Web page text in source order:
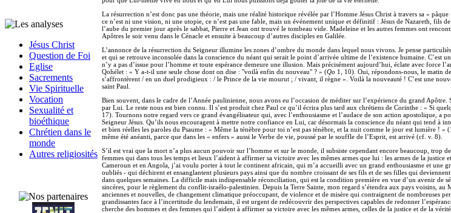
Jésus Christ
Question de Foi
Eglise
Sacrements
Vie Spirituelle
Vocation
Sexualité et
bioéthique
Chrétien dans le
monde
Autres religiosités
La résurrection n’est donc pas une théorie, mais une réalité historique révélée par l’Homme Jésus Christ à travers sa «
ce n’est ni une vision, ni une utopie, ce n’est pas une fable, mais un événement unique et définitif : Jésus de Nazareth,
l’aube du premier jour après le sabbat, Pierre et Jean ont trouvé le tombeau vide. Madeleine et les autres femmes ont
Apôtres le soir venu dans le Cénacle et ensuite à beaucoup d’autres disciples en Galilée.
L’annonce de la résurrection du Seigneur illumine les zones d’ombre du monde dans lequel nous vivons. Je pense
et qui se retrouve inconsolée dans la conscience du néant qui serait le point d’arrivée ultime de l’existence humaine. C’est
n’y a pas d’issue pour l’homme et toute espérance demeure une illusion. Mais précisément aujourd’hui, éclate avec force
Qohélet : « Y a-t-il une seule chose dont on dise : "voilà enfin du nouveau" ? » (Qo 1, 10). Oui, répondons-nous, le matin
s’affrontèrent / en un duel prodigieux : / le Prince de la vie mourut ; / vivant, il règne ». Voilà la nouveauté ! C’est une
saint Paul.
Bien souvent, dans le cadre de l’Année paulinienne, nous avons eu l’occasion de méditer sur l’expérience du grand
par Lui. Le reste nous est bien connu. Il s’est produit chez Paul ce qu’il écrira plus tard aux chrétiens de Corinthe : « Si
17). Tournons notre regard vers ce grand évangélisateur qui, avec l’enthousiasme et l’audace de son action apostolique,
Seigneur Jésus. Qu’ils nous encouragent à mettre notre confiance en Lui, car désormais la conscience du néant qui tend à
et bien réelles les paroles du Psaume : « Même la ténèbre pour toi n’est pas ténèbre, et la nuit comme le jour est lumière !
même été anéanti, parce que dans les « enfers » aussi le Verbe de vie, poussé par le souffle de l’Esprit, est arrivé (cf. v. 8).
S’il est vrai que la mort n’a plus aucun pouvoir sur l’homme et sur le monde, il subsiste cependant encore beaucoup,
femmes qui dans tous les temps et lieux l’aident à affirmer sa victoire avec les mêmes armes que lui : les armes de la
Cameroun et en Angola, j’ai voulu porter à tout le continent africain, qui m’a accueilli avec un grand enthousiasme et
oubliés - qui déchirent et ensanglantent plusieurs pays ainsi que du nombre croissant de ses fils et de ses filles qui
dans quelques semaines. La difficile mais indispensable réconciliation, qui est la condition première en vue d’un avenir
sincères, pour le règlement du conflit-israélo-palestinien. Depuis la Terre Sainte, mon regard s’étendra aux pays voisins,
anciennes et nouvelles, de changement climatique préoccupant, de violence et de misère qui contraignent de nombreuses
grandissantes face à l’incertitude du lendemain, il est urgent de redécouvrir des perspectives capables de redonner
cherche des hommes et des femmes qui l’aident à affirmer sa victoire avec les mêmes armes, celles de la justice et de la